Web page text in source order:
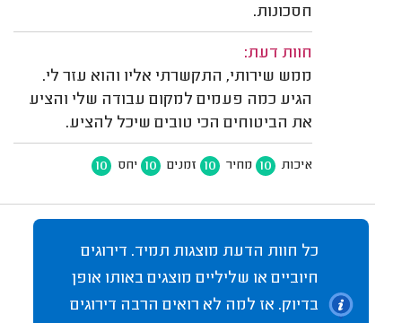
חסכונות.
חוות דעת:
ממש שירותי, התקשרתי אליו והוא עזר לי.
הגיע כמה פעמים למקום עבודה שלי והציע
את הביטוחים הכי טובים שיכל להציע.
איכות 10 מחיר 10 זמנים 10 יחס 10
כל חוות הדעת מוצגות תמיד. דירוגים
חיוביים או שליליים מוצגים באותו אופן
בדיוק. אז למה לא רואים הרבה דירוגים